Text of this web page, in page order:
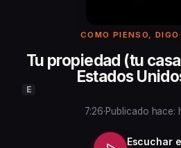
COMO PIENSO, DIGO ·
Tu propiedad (tu
Estados
E
7:26·Publicado hace:
Escuchar